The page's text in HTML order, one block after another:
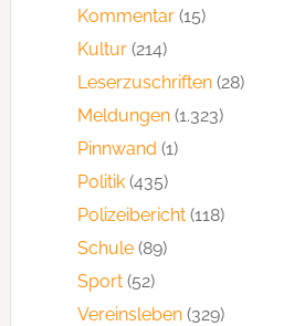
Kommentar(15)
Kultur(214)
Leserzuschriften(28)
Meldungen(1.323)
Pinnwand (1)
Politik(435)
Polizeibericht(118)
Schule(89)
Sport(52)
Vereinsleben(329)